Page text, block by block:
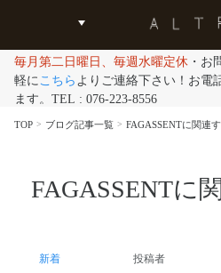
毎月第二日曜日、毎週水曜定休 ・お
軽にこちら よりご連絡下さい！お電
ます。TEL : 076-223-8556
TOP ブログ記事一覧 FAGASSENTに関連
FAGASSENTに
新着 投稿者